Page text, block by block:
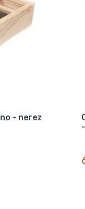
- nerez